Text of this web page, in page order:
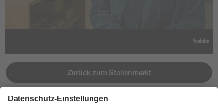
Zurück zum Stellenmarkt
Jetzt bewerben